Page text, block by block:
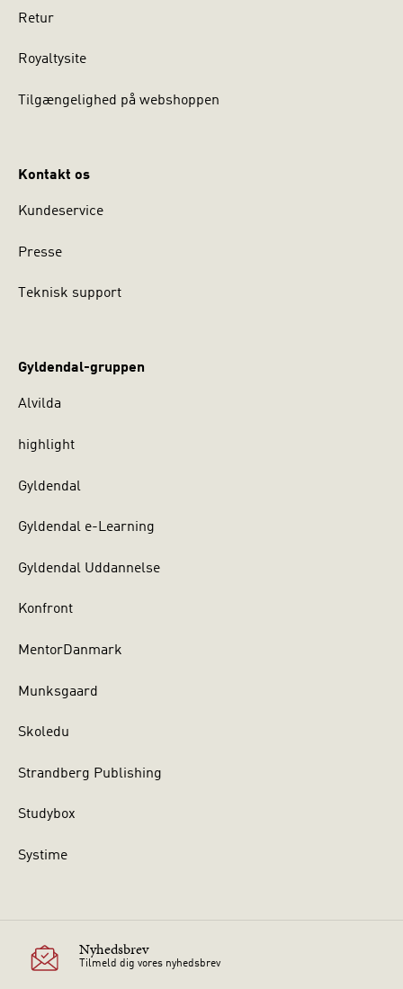
Retur
Royaltysite
Tilgængelighed på webshoppen
Kontakt os
Kundeservice
Presse
Teknisk support
Gyldendal-gruppen
Alvilda
highlight
Gyldendal
Gyldendal e-Learning
Gyldendal Uddannelse
Konfront
MentorDanmark
Munksgaard
Skoledu
Strandberg Publishing
Studybox
Systime
Nyhedsbrev
Tilmeld dig vores nyhedsbrev